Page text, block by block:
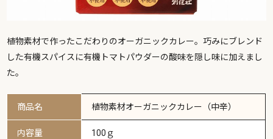
植物素材で作ったこだわりのオーガニックカレー。巧みにブレンド
した有機スパイスに有機トマトパウダーの酸味を隠し味に加えまし
た。
商品名 植物素材オーガニックカレー（中辛）
内容量 100ｇ